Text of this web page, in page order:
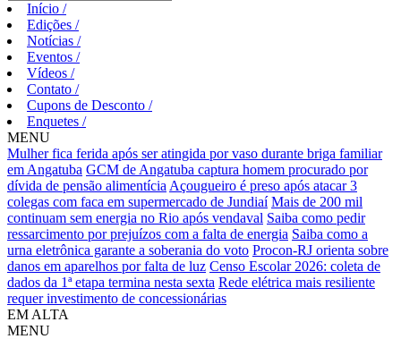
Início /
Edições /
Notícias /
Eventos /
Vídeos /
Contato /
Cupons de Desconto /
Enquetes /
MENU
Mulher fica ferida após ser atingida por vaso durante briga familiar
em Angatuba GCM de Angatuba captura homem procurado por
dívida de pensão alimentícia Açougueiro é preso após atacar 3
colegas com faca em supermercado de Jundiaí Mais de 200 mil
continuam sem energia no Rio após vendaval Saiba como pedir
ressarcimento por prejuízos com a falta de energia Saiba como a
urna eletrônica garante a soberania do voto Procon-RJ orienta sobre
danos em aparelhos por falta de luz Censo Escolar 2026: coleta de
dados da 1ª etapa termina nesta sexta Rede elétrica mais resiliente
requer investimento de concessionárias
EM ALTA
MENU